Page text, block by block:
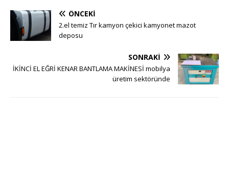
ÖNCEKI
2.el temiz Tır kamyon çekici kamyonet mazot
deposu
SONRAKI
İKİNCİ EL EĞRİ KENAR BANTLAMA MAKİNESİ mobilya
üretim sektöründe